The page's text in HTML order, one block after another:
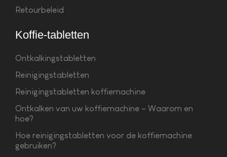
Retourbeleid
Koffie-tabletten
Ontkalkingstabletten
Reinigingstabletten
Reinigingstabletten koffiemachine
Ontkalken van uw koffiemachine – Waarom en
hoe?
Hoe reinigingstabletten voor de koffiemachine
gebruiken?